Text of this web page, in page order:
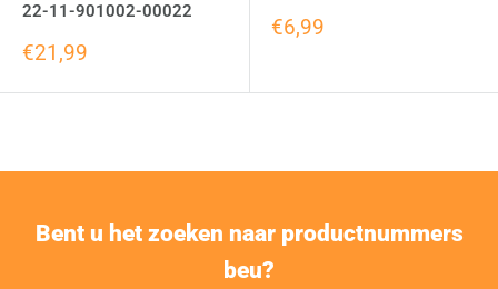
22-11-901002-00022
€21,99
€6,99
Bent u het zoeken naar productnummers
beu?